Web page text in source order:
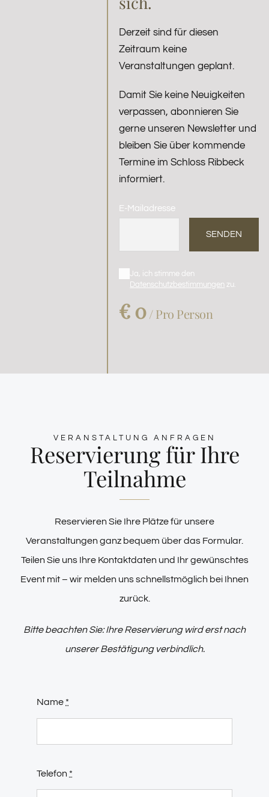
Derzeit sind für diesen
Zeitraum keine
Veranstaltungen geplant.
Damit Sie keine Neuigkeiten
verpassen, abonnieren Sie
gerne unseren Newsletter und
bleiben Sie über kommende
Termine im Schloss Ribbeck
informiert.
E-Mailadresse
Ja, ich stimme den
Datenschutzbestimmungen zu.
SENDEN
€ 0/ Pro Person
VERANSTALTUNG ANFRAGEN
Reservierung für Ihre
Teilnahme
Reservieren Sie Ihre Plätze für unsere
Veranstaltungen ganz bequem über das Formular.
Teilen Sie uns Ihre Kontaktdaten und Ihr gewünschtes
Event mit – wir melden uns schnellstmöglich bei Ihnen
zurück.
Bitte beachten Sie: Ihre Reservierung wird erst nach
unserer Bestätigung verbindlich.
Name *
Telefon *